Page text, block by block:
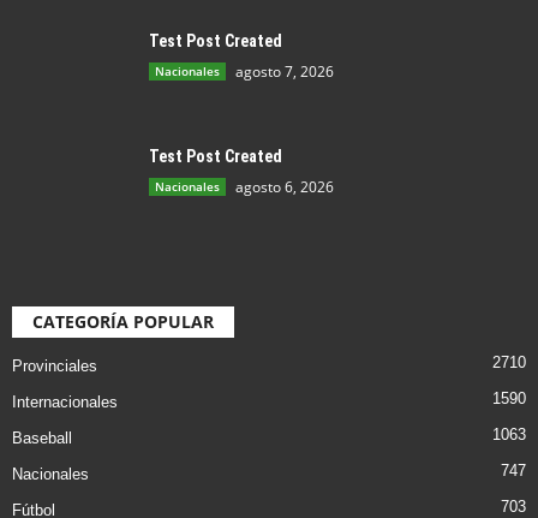
Test Post Created
Nacionales agosto 7, 2026
Test Post Created
Nacionales agosto 6, 2026
CATEGORÍA POPULAR
Provinciales 2710
Internacionales 1590
Baseball 1063
Nacionales 747
Fútbol 703